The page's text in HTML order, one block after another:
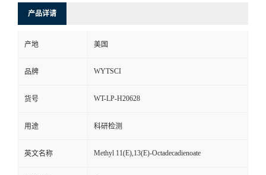
产品详请
产地 美国
品牌 WYTSCI
货号 WT-LP-H20628
用途 科研检测
英文名称 Methyl 11(E),13(E)-Octadecadienoate